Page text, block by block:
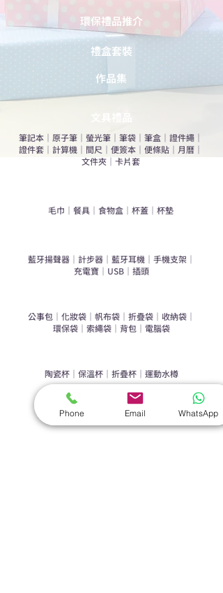
環保禮品推介
禮盒套裝
作品集
​文具禮品
筆記本 ｜ 原子筆 ｜ 螢光筆 ｜ 筆袋 ｜ 筆盒 ｜ 證件繩 ｜
證件套 ｜ 計算機 ｜ 間尺 ｜ 便簽本 ｜ 便條貼 ｜ 月曆 ｜
文件夾 ｜ 卡片套
​毛巾 ｜ 餐具 ｜ 食物盒 ｜ 杯蓋 ｜ 杯墊
​藍牙揚聲器 ｜ 計步器 ｜ 藍牙耳機 ｜ 手機支架 ｜
充電寶 ｜ USB ｜ 插頭
公事包｜ 化妝袋｜ 帆布袋｜ 折疊袋｜ 收納袋｜
環保袋｜ 索繩袋｜ 背包｜ 電腦袋
陶瓷杯｜ 保溫杯｜ 折疊杯｜ 運動水樽
直傘 ｜傘袋
Phone Email WhatsApp